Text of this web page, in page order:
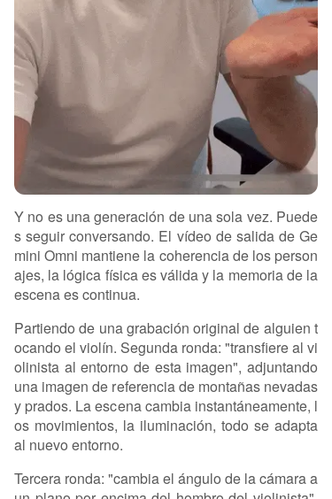
Y no es una generación de una sola vez. Puede
s seguir conversando. El vídeo de salida de Ge
mini Omni mantiene la coherencia de los person
ajes, la lógica física es válida y la memoria de la
escena es continua.
Partiendo de una grabación original de alguien t
ocando el violín. Segunda ronda: "transfiere al vi
olinista al entorno de esta imagen", adjuntando
una imagen de referencia de montañas nevadas
y prados. La escena cambia instantáneamente, l
os movimientos, la iluminación, todo se adapta
al nuevo entorno.
Tercera ronda: "cambia el ángulo de la cámara a